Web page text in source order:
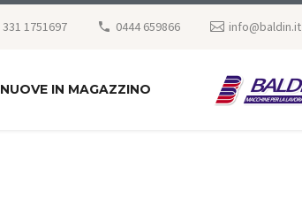
331 1751697 0444 659866 info@baldin.it
NUOVE IN MAGAZZINO